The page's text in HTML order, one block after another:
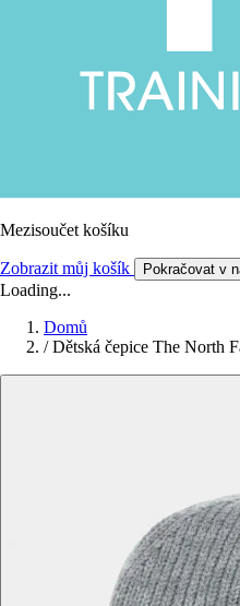
Mezisoučet košíku
Zobrazit můj košík Pokračovat v
Loading...
Domů
/ Dětská čepice The North